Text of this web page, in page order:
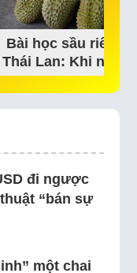
Bài học sầu riêng
Thái Lan: Khi niềm
tin thị trường bắt…
đi ngược
“bán sự
một chai